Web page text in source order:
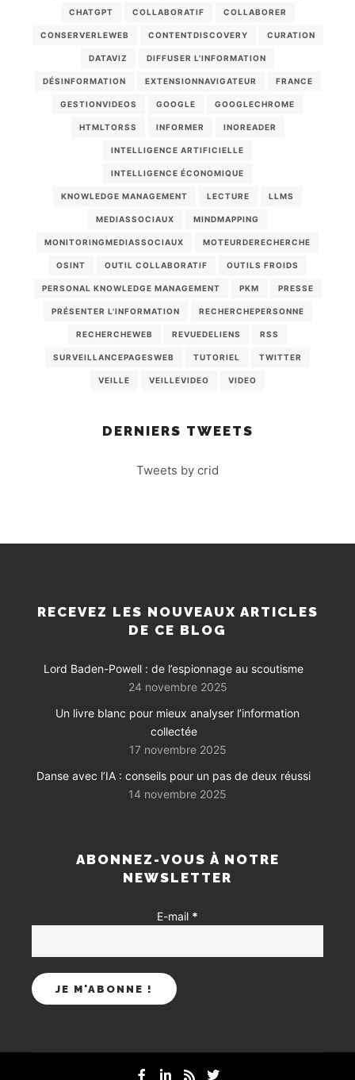
CHATGPT COLLABORATIF COLLABORER
CONSERVERLEWEB CONTENTDISCOVERY CURATION
DATAVIZ DIFFUSER L'INFORMATION
DÉSINFORMATION EXTENSIONNAVIGATEUR FRANCE
GESTIONVIDEOS GOOGLE GOOGLECHROME
HTMLTORSS INFORMER INOREADER
INTELLIGENCE ARTIFICIELLE
INTELLIGENCE ÉCONOMIQUE
KNOWLEDGE MANAGEMENT LECTURE LLMS
MEDIASSOCIAUX MINDMAPPING
MONITORINGMEDIASSOCIAUX MOTEURDERECHERCHE
OSINT OUTIL COLLABORATIF OUTILS FROIDS
PERSONAL KNOWLEDGE MANAGEMENT PKM PRESSE
PRÉSENTER L'INFORMATION RECHERCHEPERSONNE
RECHERCHEWEB REVUEDELIENS RSS
SURVEILLANCEPAGESWEB TUTORIEL TWITTER
VEILLE VEILLEVIDEO VIDEO
DERNIERS TWEETS
Tweets by crid
RECEVEZ LES NOUVEAUX ARTICLES
DE CE BLOG
Lord Baden-Powell : de l’espionnage au scoutisme
24 novembre 2025
Un livre blanc pour mieux analyser l’information
collectée
17 novembre 2025
Danse avec l’IA : conseils pour un pas de deux réussi
14 novembre 2025
ABONNEZ-VOUS À NOTRE
NEWSLETTER
E-mail *